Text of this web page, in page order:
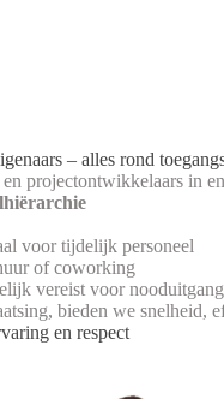
– alles rond
projectontwikkelaars in
voor tijdelijk personeel
of coworking
vereist voor
bieden we snelheid,
en respect